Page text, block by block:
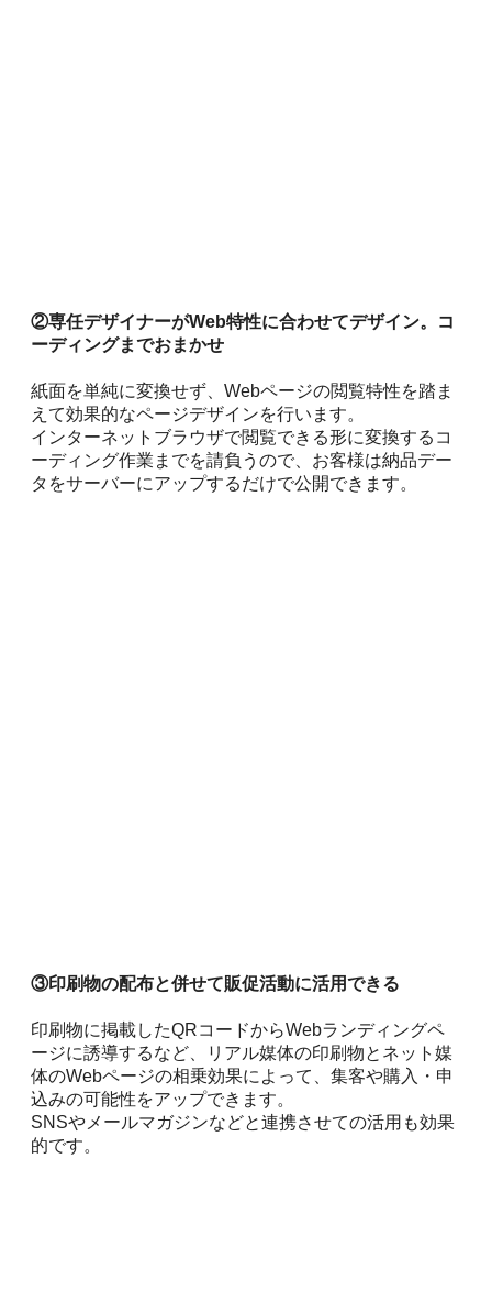
②専任デザイナーがWeb特性に合わせてデザイン。コ
ーディングまでおまかせ
紙面を単純に変換せず、Webページの閲覧特性を踏ま
えて効果的なページデザインを行います。
インターネットブラウザで閲覧できる形に変換するコ
ーディング作業までを請負うので、お客様は納品デー
タをサーバーにアップするだけで公開できます。
③印刷物の配布と併せて販促活動に活用できる
印刷物に掲載したQRコードからWebランディングペ
ージに誘導するなど、リアル媒体の印刷物とネット媒
体のWebページの相乗効果によって、集客や購入・申
込みの可能性をアップできます。
SNSやメールマガジンなどと連携させての活用も効果
的です。